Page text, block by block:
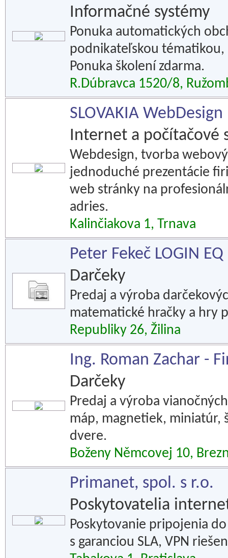
Informačné systémy
Ponuka automatických
podnikateľskou
Ponuka školení zdarma.
R.Dúbravca 1520/8,
SLOVAKIA WebDesign
Internet a počítačové
Webdesign, tvorba
jednoduché prezentácie
web stránky na
adries.
Kalinčiakova 1, Trnava
Peter Fekeč LOGIN EQ
Darčeky
Predaj a výroba
matematické hračky a hry
Republiky 26, Žilina
Ing. Roman Zachar -
Darčeky
Predaj a výroba
máp, magnetiek, miniatúr,
dvere.
Boženy Němcovej 10,
Primanet, spol. s r.o.
Poskytovatelia
Poskytovanie pripojenia
s garanciou SLA, VPN